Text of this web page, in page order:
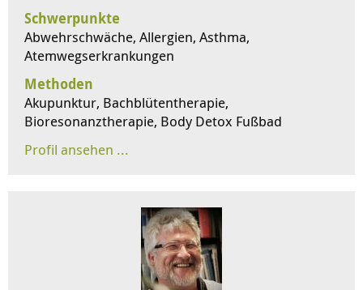
Schwerpunkte
Abwehrschwäche, Allergien, Asthma,
Atemwegserkrankungen
Methoden
Akupunktur, Bachblütentherapie,
Bioresonanztherapie, Body Detox Fußbad